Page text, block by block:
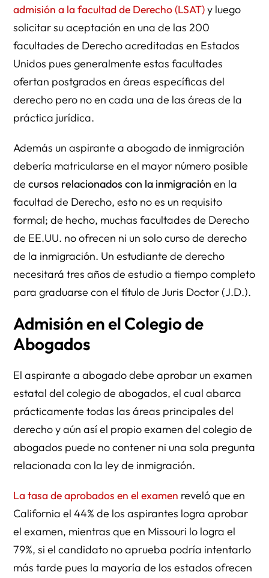
admisión a la facultad de Derecho (LSAT)y luego
solicitar su aceptación en una de las 200
facultades de Derecho acreditadas en Estados
Unidos pues generalmente estas facultades
ofertan postgrados en áreas específicas del
derecho pero no en cada una de las áreas de la
práctica jurídica.
Además un aspirante a abogado de inmigración
debería matricularse en el mayor número posible
decursos relacionados con la inmigraciónen la
facultad de Derecho, esto no es un requisito
formal; de hecho, muchas facultades de Derecho
de EE.UU. no ofrecen ni un solo curso de derecho
de la inmigración. Un estudiante de derecho
necesitará tres años de estudio a tiempo completo
para graduarse con el título de Juris Doctor (J.D.).
Admisión en el Colegio de
Abogados
El aspirante a abogado debe aprobar un examen
estatal del colegio de abogados, el cual abarca
prácticamente todas las áreas principales del
derecho y aún así el propio examen del colegio de
abogados puede no contener ni una sola pregunta
relacionada con la ley de inmigración.
La tasa de aprobados en el examen reveló que en
California el 44% de los aspirantes logra aprobar
el examen, mientras que en Missouri lo logra el
79%, si el candidato no aprueba podría intentarlo
más tarde pues la mayoría de los estados ofrecen